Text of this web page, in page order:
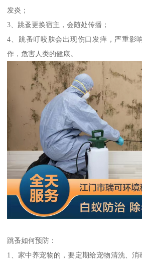
发炎；
3、跳蚤更换宿主，会随处传播；
4、跳蚤叮咬肤会出现伤口发痒，严重影
作，危害人类的健康。
跳蚤如何预防：
1、家中养宠物的，要定期给宠物清洗、